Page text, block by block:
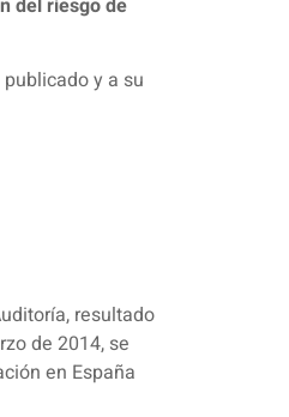
del riesgo de
y a su
resultado
de 2014, se
en España